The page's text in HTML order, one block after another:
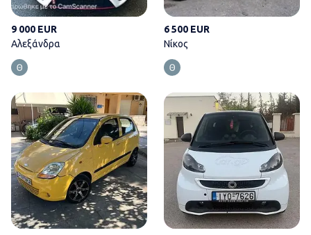
9 000 EUR
Αλεξάνδρα
6 500 EUR
Νίκος
Πάνος